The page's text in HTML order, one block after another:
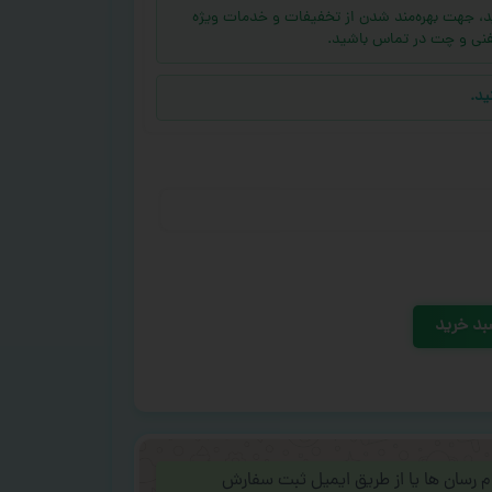
(بالای ۱۰ عدد) دارید، جهت بهره‌مند شدن از تخفیفات و خدمات ویژه
و چت در تماس باشید.
خرید
رسان ها یا از طریق ایمیل ثبت سفارش